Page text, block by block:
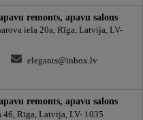
remonts, apavu salons
iela 20a, Rīga, Latvija, LV-
elegants@inbox.lv
remonts, apavu salons
46, Rīga, Latvija, LV- 1035